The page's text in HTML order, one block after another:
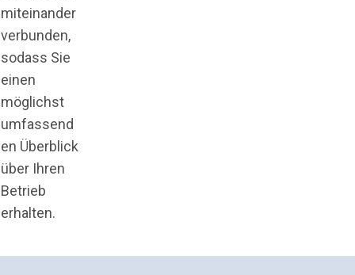
miteinander
verbunden,
sodass Sie
einen
möglichst
umfassend
en Überblick
über Ihren
Betrieb
erhalten.